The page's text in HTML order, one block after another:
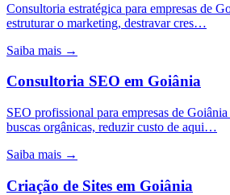
Consultoria estratégica para empresas de
estruturar o marketing, destravar cres…
Saiba mais →
Consultoria SEO em Goiânia
SEO profissional para empresas de
buscas orgânicas, reduzir custo de aqui…
Saiba mais →
Criação de Sites em Goiânia